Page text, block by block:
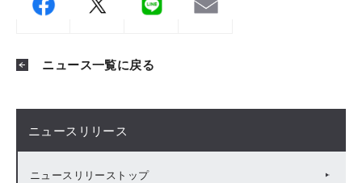
ニュース一覧に戻る
ニュースリリース
ニュースリリーストップ